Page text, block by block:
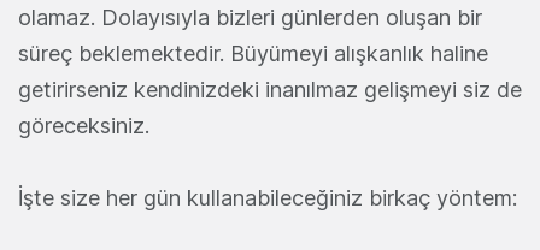
olamaz. Dolayısıyla bizleri günlerden oluşan bir
süreç beklemektedir. Büyümeyi alışkanlık haline
getirirseniz kendinizdeki inanılmaz gelişmeyi siz de
göreceksiniz.
İşte size her gün kullanabileceğiniz birkaç yöntem: